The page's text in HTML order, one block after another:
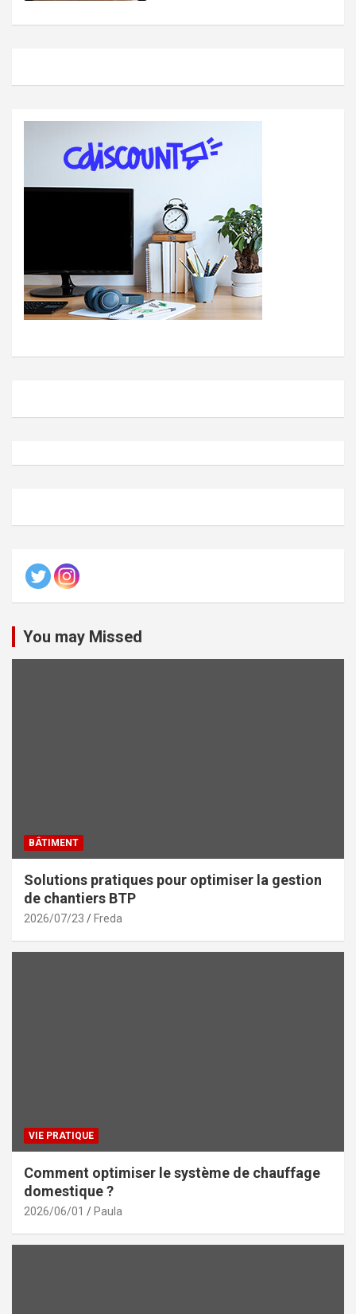
You may Missed
BÂTIMENT
Solutions pratiques pour optimiser la gestion
de chantiers BTP
2026/07/23 Freda
VIE PRATIQUE
Comment optimiser le système de chauffage
domestique ?
2026/06/01 Paula